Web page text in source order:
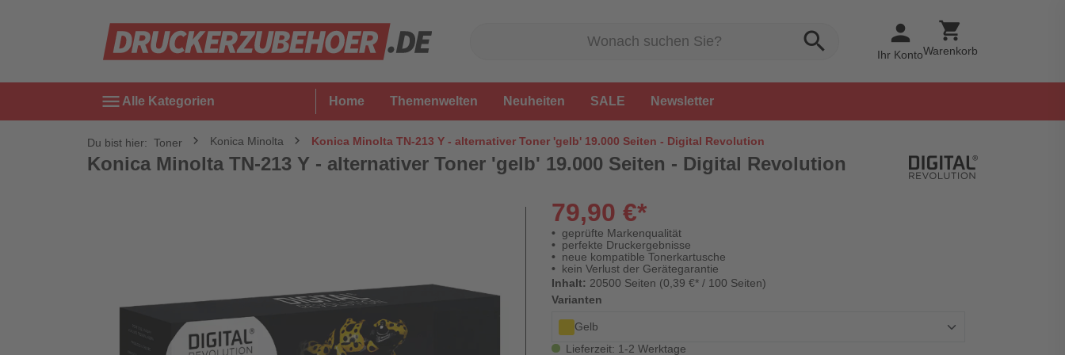
search person
Ihr Konto
shopping_cart
Warenkorb
menu Alle Kategorien Home Themenwelten Neuheiten SALE Newsletter
Du bist hier: Toner Konica Minolta Konica Minolta TN-213 Y - alternativer Toner 'gelb' 19.000 Seiten - Digital Revolution
Konica Minolta TN-213 Y - alternativer Toner 'gelb' 19.000 Seiten - Digital Revolution
79,90 €*
geprüfte Markenqualität
perfekte Druckergebnisse
neue kompatible Tonerkartusche
kein Verlust der Gerätegarantie
Inhalt: 20500 Seiten (0,39 €* / 100 Seiten)
Varianten
Gelb
Lieferzeit: 1-2 Werktage